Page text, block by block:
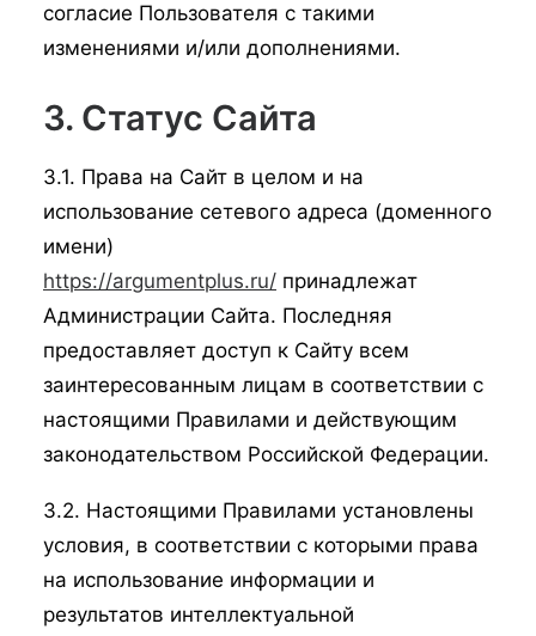
согласие Пользователя с такими
изменениями и/или дополнениями.
3. Статус Сайта
3.1. Права на Сайт в целом и на
использование сетевого адреса (доменного
имени)
https://argumentplus.ru/ принадлежат
Администрации Сайта. Последняя
предоставляет доступ к Сайту всем
заинтересованным лицам в соответствии с
настоящими Правилами и действующим
законодательством Российской Федерации.
3.2. Настоящими Правилами установлены
условия, в соответствии с которыми права
на использование информации и
результатов интеллектуальной